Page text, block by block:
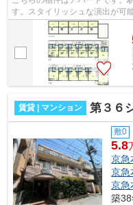
す。スタイリッシュな演出が可
アクセスの良い徒歩9分の物件
賃貸 | マンション 第３６
敷0
5.8
京急
京急
京急
築